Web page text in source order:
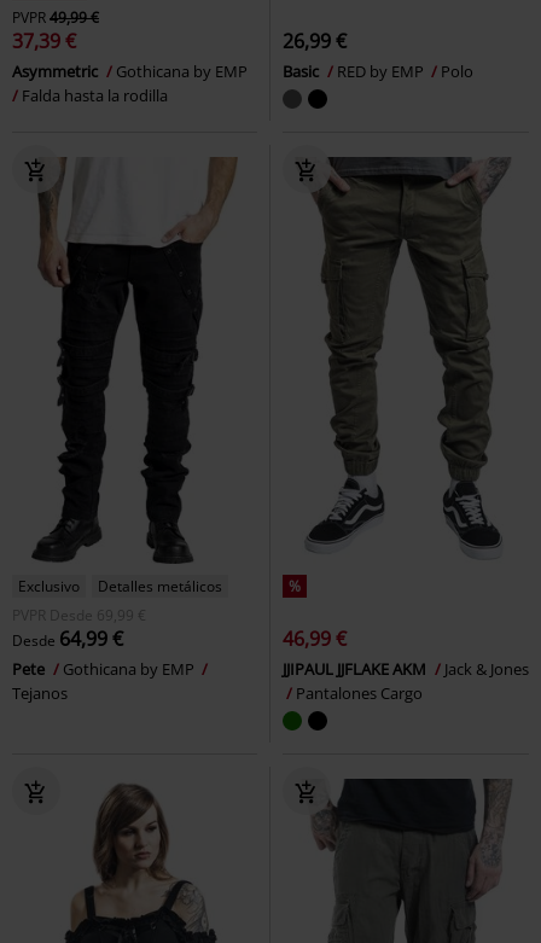
PVPR49,99 €
37,39 €
Asymmetric
Gothicana by EMP
Falda hasta la rodilla
26,99 €
Basic RED by EMP Polo
Exclusivo
Detalles metálicos
PVPR
Desde 69,99 €
Desde 64,99 €
Pete
Gothicana by EMP
Tejanos
%
46,99 €
JJIPAUL JJFLAKE AKM
Jack & Jones
Pantalones Cargo